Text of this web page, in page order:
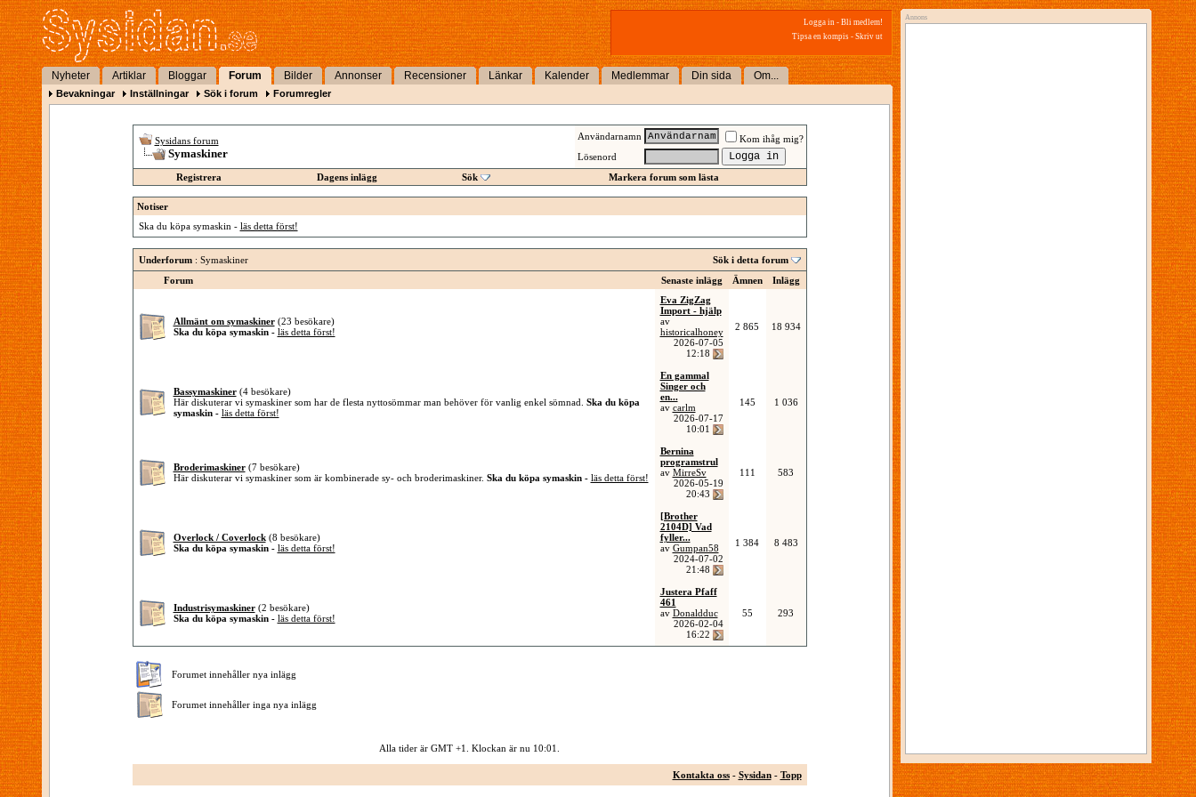
Logga in - Bli medlem!
Tipsa en kompis - Skriv ut
Nyheter Artiklar Bloggar Forum Bilder Annonser Recensioner Länkar Kalender Medlemmar Din sida Om...
Bevakningar Inställningar Sök i forum Forumregler
Sysidans forum
Symaskiner
Användarnamn
Kom ihåg mig?
Lösenord
Registrera
Dagens inlägg Sök Markera forum som lästa
Notiser
Ska du köpa symaskin - läs detta först!
Underforum: Symaskiner
Sök i detta forum
Forum
Senaste inlägg Ämnen Inlägg
Allmänt om symaskiner (23 besökare)
Ska du köpa symaskin - läs detta först!
Eva ZigZag
Import - hjälp
av
historicalhoney
2026-07-05
12:18
2 865 18 934
Bassymaskiner (4 besökare)
Här diskuterar vi symaskiner som har de flesta nyttosömmar man behöver för vanlig enkel sömnad. Ska du köpa
symaskin - läs detta först!
En gammal
Singer och
en...
av carlm
2026-07-17
10:01
145 1 036
Broderimaskiner (7 besökare)
Här diskuterar vi symaskiner som är kombinerade sy- och broderimaskiner. Ska du köpa symaskin - läs detta först!
Bernina
programstrul
av MirreSv
2026-05-19
20:43
111 583
Overlock / Coverlock (8 besökare)
Ska du köpa symaskin - läs detta först!
[Brother
2104D] Vad
fyller...
av Gumpan58
2024-07-02
21:48
1 384 8 483
Industrisymaskiner (2 besökare)
Ska du köpa symaskin - läs detta först!
Justera Pfaff
461
av Donaldduc
2026-02-04
16:22
55 293
Forumet innehåller nya inlägg
Forumet innehåller inga nya inlägg
Alla tider är GMT +1. Klockan är nu 10:01
Kontakta oss- Sysidan- Topp
Annons